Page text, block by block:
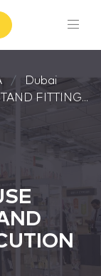
Dubai
FITTING...